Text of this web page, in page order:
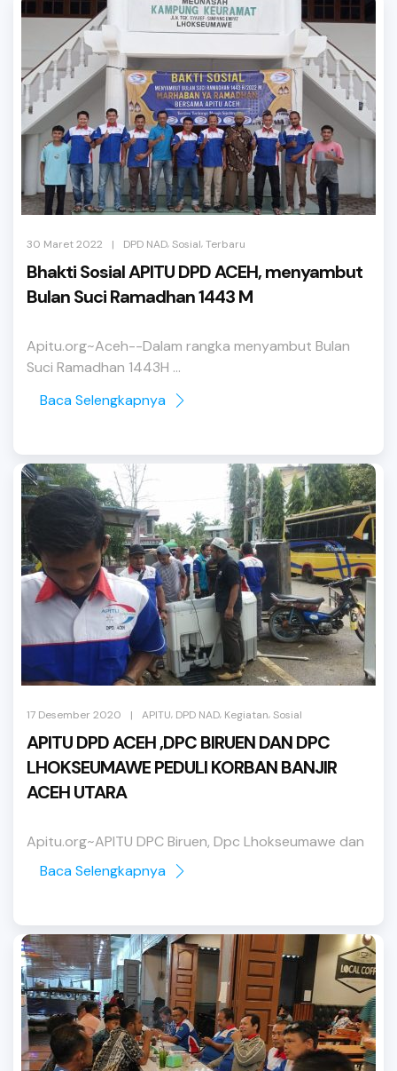
30 Maret 2022 | DPD NAD,Sosial,Terbaru
Bhakti Sosial APITU DPD ACEH, menyambut
Bulan Suci Ramadhan 1443 M
Apitu.org~Aceh--Dalam rangka menyambut Bulan
Suci Ramadhan 1443H ...
Baca Selengkapnya
17 Desember 2020 | APITU, DPD NAD, Kegiatan,Sosial
APITU DPD ACEH ,DPC BIRUEN DAN DPC
LHOKSEUMAWE PEDULI KORBAN BANJIR
ACEH UTARA
Apitu.org~APITU DPC Biruen, Dpc Lhokseumawe dan
segenap Pengurus ...
Baca Selengkapnya